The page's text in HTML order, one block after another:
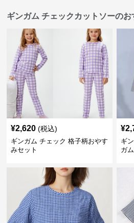
ギンガム チェックカットソーのお
¥2,620 (税込)
ギンガム チェック 格子柄おやす
みセット
¥
ギ
ガ